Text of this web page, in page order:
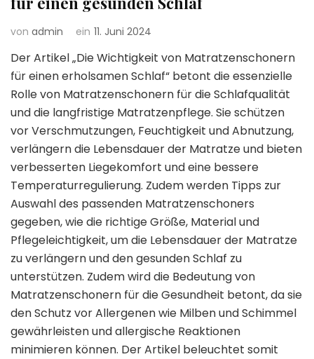
von admin ein 11. Juni 2024
Der Artikel „Die Wichtigkeit von Matratzenschonern
für einen erholsamen Schlaf“ betont die essenzielle
Rolle von Matratzenschonern für die Schlafqualität
und die langfristige Matratzenpflege. Sie schützen
vor Verschmutzungen, Feuchtigkeit und Abnutzung,
verlängern die Lebensdauer der Matratze und bieten
verbesserten Liegekomfort und eine bessere
Temperaturregulierung. Zudem werden Tipps zur
Auswahl des passenden Matratzenschoners
gegeben, wie die richtige Größe, Material und
Pflegeleichtigkeit, um die Lebensdauer der Matratze
zu verlängern und den gesunden Schlaf zu
unterstützen. Zudem wird die Bedeutung von
Matratzenschonern für die Gesundheit betont, da sie
den Schutz vor Allergenen wie Milben und Schimmel
gewährleisten und allergische Reaktionen
minimieren können. Der Artikel beleuchtet somit